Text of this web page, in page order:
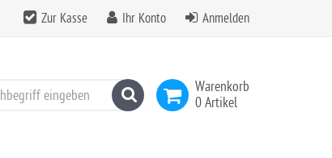
Zur Kasse Ihr Konto Anmelden
Warenkorb
0 Artikel
Suchen